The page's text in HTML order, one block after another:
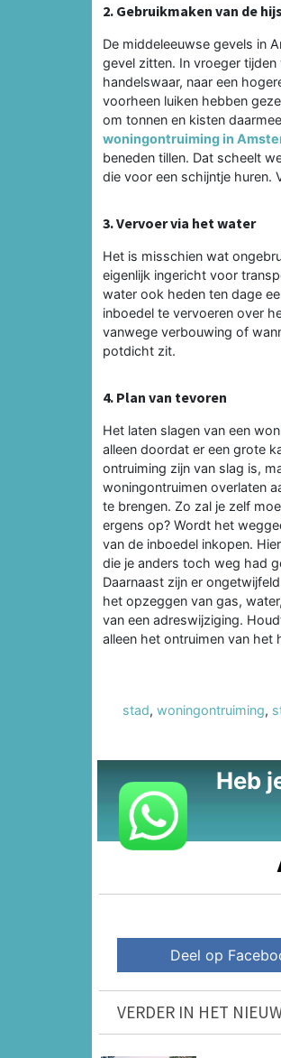
2. Gebruikmaken van de
De middeleeuwse gevels in
gevel zitten. In vroeger
handelswaar, naar een
voorheen luiken hebben
om tonnen en kisten
woningontruiming in
beneden tillen. Dat scheelt
die voor een schijntje huren.
3. Vervoer via het water
Het is misschien wat
eigenlijk ingericht voor
water ook heden ten dage
inboedel te vervoeren over
vanwege verbouwing of
potdicht zit.
4. Plan van tevoren
Het laten slagen van een
alleen doordat er een grote
ontruiming zijn van slag is,
woningontruimen overlaten
te brengen. Zo zal je zelf
ergens op? Wordt het
van de inboedel inkopen.
die je anders toch weg had
Daarnaast zijn er
het opzeggen van gas,
van een adreswijziging.
alleen het ontruimen van het
stad, woningontruiming,
Heb
Deel op
VERDER IN HET